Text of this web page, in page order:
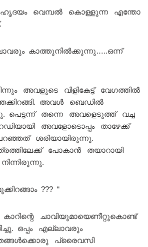
ഹൃദയം വെമ്പൽ കൊള്ളുന്ന എന്തോ
കാത്തുനിൽക്കുന്നു…..ഒന്ന്
അവളുടെ വിളികേട്ട് വേഗത്തിൽ
അവൾ ബെഡിൽ
പെട്ടന്ന് തന്നെ അവളെടുത്ത് വച്ച
അവളോടൊപ്പം താഴേക്ക്
ശരിയായിരുന്നു.
പോകാൻ തയാറായി
??? “
ചാവിയുമായെണീറ്റുകൊണ്ട്
ഒപ്പം എല്ലാവരും
ഞങ്ങൾക്കൊരു പ്രൈവസി